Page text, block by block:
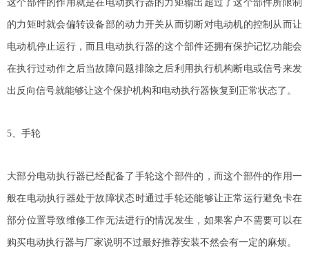
这个部件的作用就是在电动执行器的力矩输出超过了这个部件所限制
的力矩时就会偏转设备部的动力开关从而切断对电动机的控制从而让
电动机停止运行，而且电动执行器的这个部件还拥有保护记忆功能会
在执行过动作之后当故障问题排除之后利用执行机构断电或信号来发
出反向信号就能够让这个保护机构和电动执行器恢复到正常状态了。
5、手轮
大部分电动执行器已经配备了手轮这个部件的，而这个部件的作用一
般在电动执行器处于故障状态时通过手轮还能够让正常运行避免卡在
部分位置导致维修工作无法进行的情况发生，如果客户不需要可以在
购买电动执行器与厂家说明不过最好推荐安装不然会有一定的麻烦。